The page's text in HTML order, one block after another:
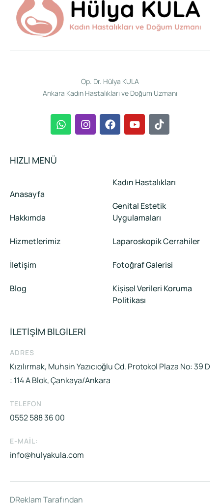
Op. Dr. Hülya KULA
Ankara Kadın Hastalıkları ve Doğum Uzmanı
HIZLI MENÜ
Anasayfa
Hakkımda
Hizmetlerimiz
İletişim
Blog
Kadın Hastalıkları
Genital Estetik
Uygulamaları
Laparoskopik Cerrahiler
Fotoğraf Galerisi
Kişisel Verileri Koruma
Politikası
İLETİŞİM BİLGİLERİ
ADRES
Kızılırmak, Muhsin Yazıcıoğlu Cd. Protokol Plaza No: 39 D
: 114 A Blok, Çankaya/Ankara
TELEFON
0552 588 36 00
E-MAIL:
info@hulyakula.com
DReklam Tarafından